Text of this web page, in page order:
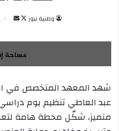
وطنية نيوز
ت
ب
ع
ع
ى
X
س
ل
ب
ي
د
شهد المعهد المتخصص في
عبد العاطي تنظيم يوم
متميز، شكّل محطة هامة